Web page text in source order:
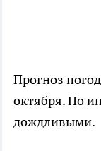
Прогноз
октября. По
дождливыми.